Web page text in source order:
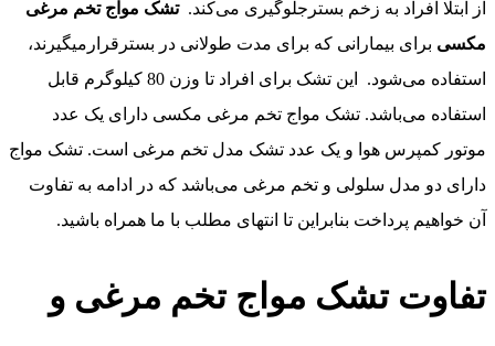
از ابتلا افراد به زخم بسترجلوگیری می‌کند.تشک مواج تخم مرغی
مکسی برای بیمارانی که برای مدت طولانی در بسترقرارمیگیرند،
استفاده می‌شود. این تشک برای افراد تا وزن 80 کیلوگرم قابل
استفاده می‌باشد. تشک مواج تخم مرغی مکسی دارای یک عدد
موتور کمپرس هوا و یک عدد تشک مدل تخم مرغی است. تشک مواج
دارای دو مدل سلولی و تخم مرغی می‌باشد که در ادامه به تفاوت
آن خواهیم پرداخت بنابراین تا انتهای مطلب با ما همراه باشید.
تفاوت تشک مواج تخم مرغی و